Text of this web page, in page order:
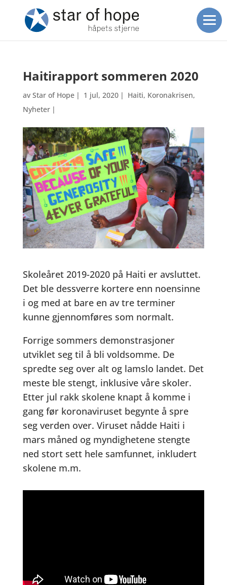
Haitirapport sommeren 2020
av Star of Hope | 1 jul, 2020 | Haiti, Koronakrisen,
Nyheter |
Skoleåret 2019-2020 på Haiti er avsluttet.
Det ble dessverre kortere enn noensinne
i og med at bare en av tre terminer
kunne gjennomføres som normalt.
Forrige sommers demonstrasjoner
utviklet seg til å bli voldsomme. De
spredte seg over alt og lamslo landet. Det
meste ble stengt, inklusive våre skoler.
Etter jul rakk skolene knapt å komme i
gang før koronaviruset begynte å spre
seg verden over. Viruset nådde Haiti i
mars måned og myndighetene stengte
ned stort sett hele samfunnet, inkludert
skolene m.m.